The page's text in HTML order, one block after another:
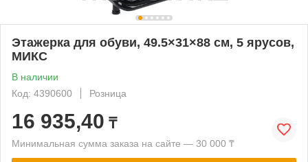
Этажерка для обуви, 49.5×31×88 см, 5 ярусов,
МИКС
В наличии
Код: 4390600
Розница
16 935,40 ₸
Минимальная сумма заказа на сайте — 30 000 ₸